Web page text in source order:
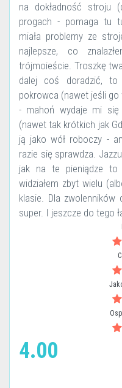
na dokładność stroju
progach - pomaga tu
miała problemy ze
najlepsze, co
trójmoieście. Troszkę
dalej coś doradzić,
pokrowca (nawet jeśli
- mahoń wydaje mi
(nawet tak krótkich jak
ją jako wół roboczy -
razie się sprawdza.
jak na te pieniądze
widziałem zbyt wielu
klasie. Dla
super. I jeszcze do tego
4.00